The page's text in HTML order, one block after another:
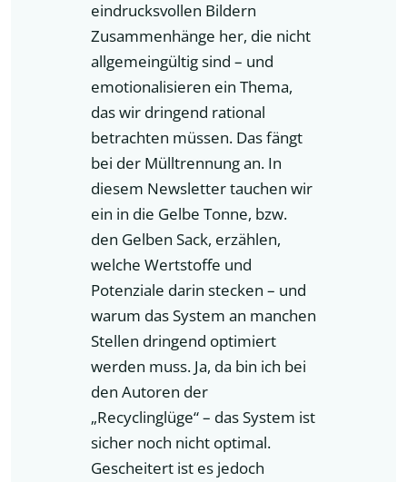
eindrucksvollen Bildern
Zusammenhänge her, die nicht
allgemeingültig sind – und
emotionalisieren ein Thema,
das wir dringend rational
betrachten müssen. Das fängt
bei der Mülltrennung an. In
diesem Newsletter tauchen wir
ein in die Gelbe Tonne, bzw.
den Gelben Sack, erzählen,
welche Wertstoffe und
Potenziale darin stecken – und
warum das System an manchen
Stellen dringend optimiert
werden muss. Ja, da bin ich bei
den Autoren der
„Recyclinglüge“ – das System ist
sicher noch nicht optimal.
Gescheitert ist es jedoch